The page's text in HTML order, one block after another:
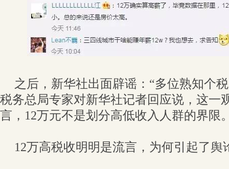
之后，新华社出面辟谣：“多位熟知个
税务总局专家对新华社记者回应说，这一
言，12万元不是划分高低收入人群的界限
12万高税收明明是流言，为何引起了舆